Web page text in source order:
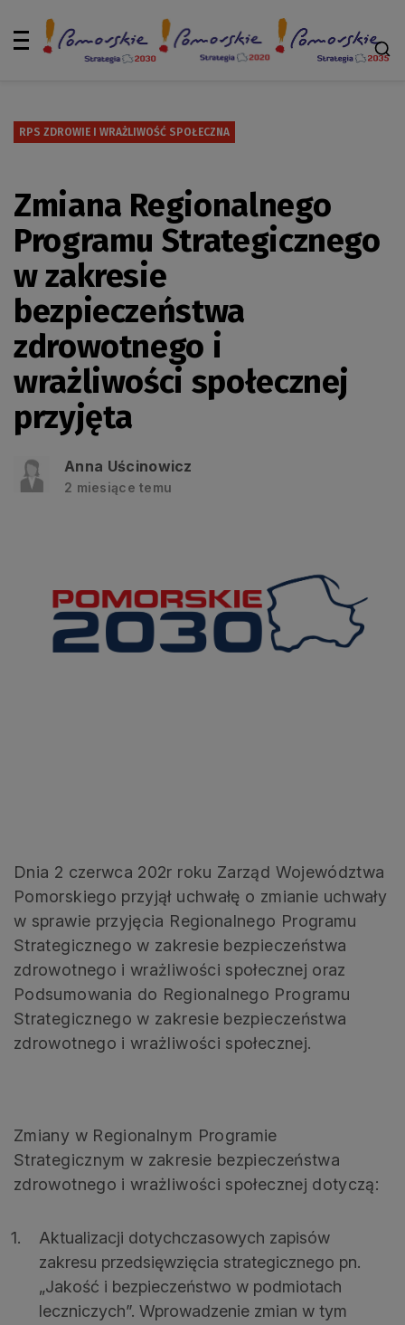
RPS ZDROWIE I WRAŻLIWOŚĆ SPOŁECZNA
Zmiana Regionalnego
Programu Strategicznego
w zakresie
bezpieczeństwa
zdrowotnego i
wrażliwości społecznej
przyjęta
Anna Uścinowicz
2 miesiące temu
Dnia 2 czerwca 202r roku Zarząd Województwa
Pomorskiego przyjął uchwałę o zmianie uchwały
w sprawie przyjęcia Regionalnego Programu
Strategicznego w zakresie bezpieczeństwa
zdrowotnego i wrażliwości społecznej oraz
Podsumowania do Regionalnego Programu
Strategicznego w zakresie bezpieczeństwa
zdrowotnego i wrażliwości społecznej.
Zmiany w Regionalnym Programie
Strategicznym w zakresie bezpieczeństwa
zdrowotnego i wrażliwości społecznej dotyczą:
Aktualizacji dotychczasowych zapisów
zakresu przedsięwzięcia strategicznego pn.
„Jakość i bezpieczeństwo w podmiotach
leczniczych”. Wprowadzenie zmian w tym